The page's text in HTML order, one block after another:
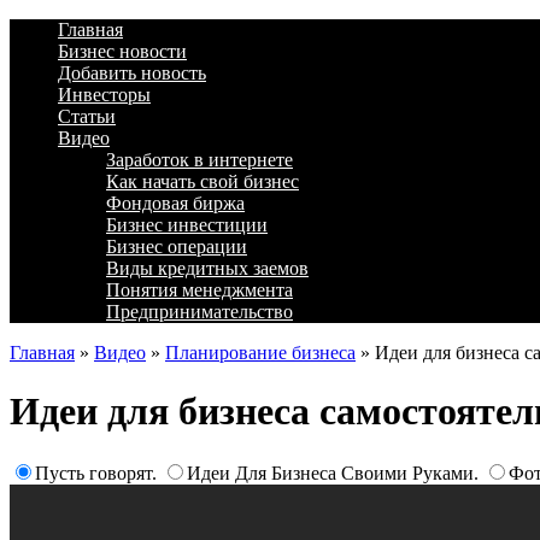
Главная
Бизнес новости
Добавить новость
Инвесторы
Статьи
Видео
Заработок в интернете
Как начать свой бизнес
Фондовая биржа
Бизнес инвестиции
Бизнес операции
Виды кредитных заемов
Понятия менеджмента
Предпринимательство
Главная » Видео » Планирование бизнеса » Идеи для бизнеса
Идеи для бизнеса
Пусть говорят. Идеи Для Бизнеса Своими Руками.